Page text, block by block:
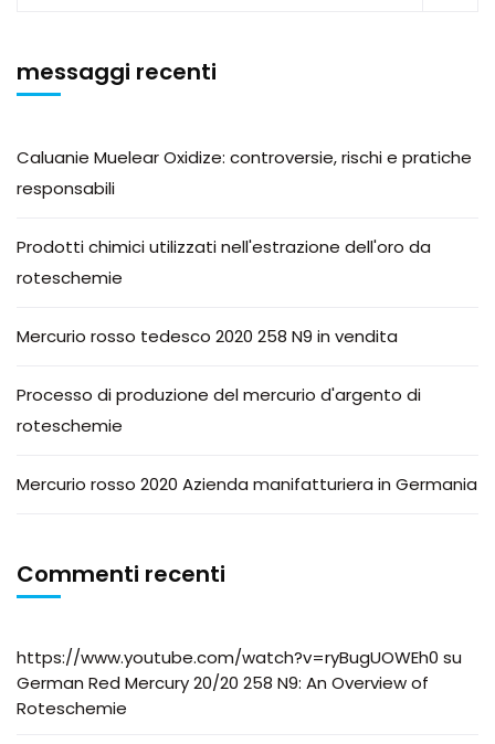
messaggi recenti
Caluanie Muelear Oxidize: controversie, rischi e pratiche
responsabili
Prodotti chimici utilizzati nell'estrazione dell'oro da
roteschemie
Mercurio rosso tedesco 2020 258 N9 in vendita
Processo di produzione del mercurio d'argento di
roteschemie
Mercurio rosso 2020 Azienda manifatturiera in Germania
Commenti recenti
https://www.youtube.com/watch?v=ryBugUOWEh0 su
German Red Mercury 20/20 258 N9: An Overview of
Roteschemie